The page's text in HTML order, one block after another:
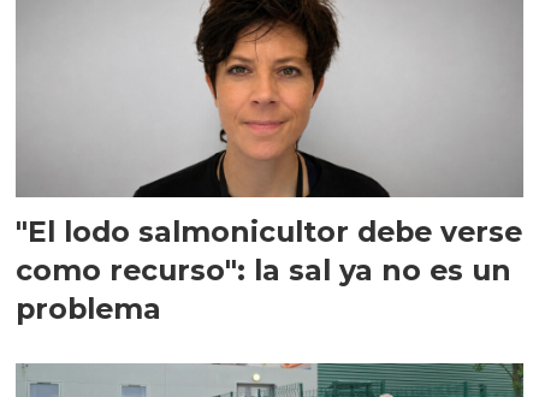
"El lodo salmonicultor debe verse
como recurso": la sal ya no es un
problema